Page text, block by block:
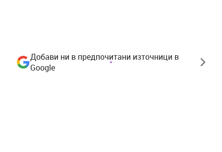
Добави ни в предпочитани източници в
Google